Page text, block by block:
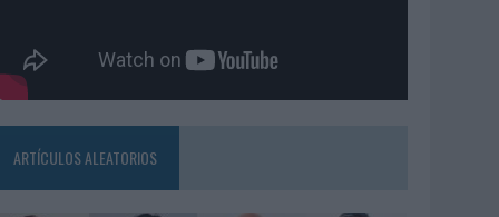
ARTÍCULOS ALEATORIOS